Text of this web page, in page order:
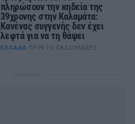
πληρώσουν την κηδεία της
39χρονης στην Καλαμάτα:
Κανένας συγγενής δεν έχει
λεφτά για να τη θάψει
ΕΛΛΆΔΑ ΠΡΙΝ 10 ΕΒΔΟΜΆΔΕΣ